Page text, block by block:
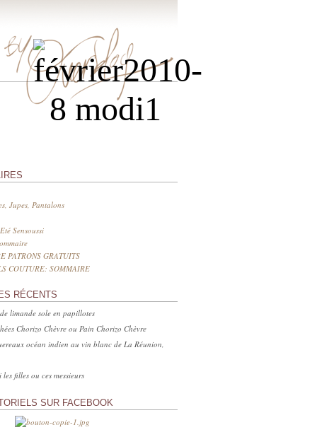
Jupes, Pantalons
Sensoussi
PATRONS GRATUITS
COUTURE: SOMMAIRE
RÉCENTS
limande sole en papillotes
Chorizo Chèvre ou Pain Chorizo Chèvre
océan indien au vin blanc de La Réunion,
les filles ou ces messieurs
SUR FACEBOOK